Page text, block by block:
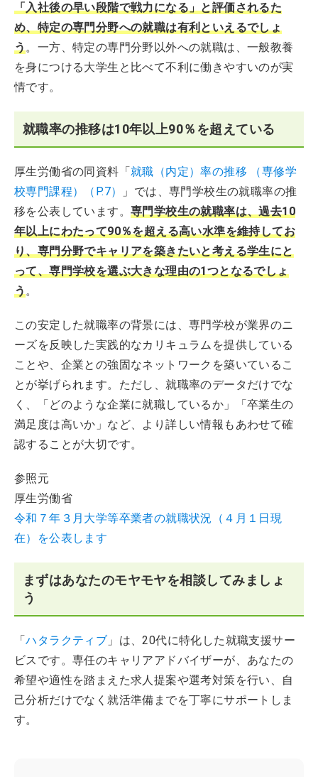
「入社後の早い段階で戦力になる」と評価されるた
め、特定の専門分野への就職は有利といえるでしょ
う。一方、特定の専門分野以外への就職は、一般教養
を身につける大学生と比べて不利に働きやすいのが実
情です。
就職率の推移は10年以上90％を超えている
厚生労働省の同資料「就職（内定）率の推移 （専修学
校専門課程）（P.7）
」では、専門学校生の就職率の推
移を公表しています。 専門学校生の就職率は、過去10
年以上にわたって90％を超える高い水準を維持してお
り、専門分野でキャリアを築きたいと考える学生にと
って、専門学校を選ぶ大きな理由の1つとなるでしょ
う。
この安定した就職率の背景には、専門学校が業界のニ
ーズを反映した実践的なカリキュラムを提供している
ことや、企業との強固なネットワークを築いているこ
とが挙げられます。ただし、就職率のデータだけでな
く、「どのような企業に就職しているか」「卒業生の
満足度は高いか」など、より詳しい情報もあわせて確
認することが大切です。
参照元
厚生労働省
令和７年３月大学等卒業者の就職状況（４月１日現
在）を公表します
まずはあなたのモヤモヤを相談してみましょ
う
「ハタラクティブ 」は、20代に特化した就職支援サー
ビスです。専任のキャリアアドバイザーが、あなたの
希望や適性を踏まえた求人提案や選考対策を行い、自
己分析だけでなく就活準備までを丁寧にサポートしま
す。